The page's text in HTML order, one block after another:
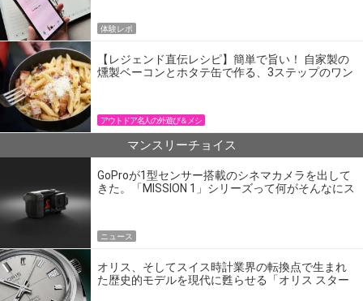
体験レポ
【レジェンド直伝レシピ】簡単で旨い！ 自家製の
燻製ベーコンとホタテ缶で作る、3ステップのワン
アウトドア名人の外遊び＆メシ
マンスリーチョイス
GoProが1型センサー搭載のシネマカメラを出して
きた。「MISSION 1」シリーズって何がそんなにス
ニュース
オリス、そしてスイス時計業界の転換点で生まれ
た歴史的モデルを現代に甦らせる「オリス スター